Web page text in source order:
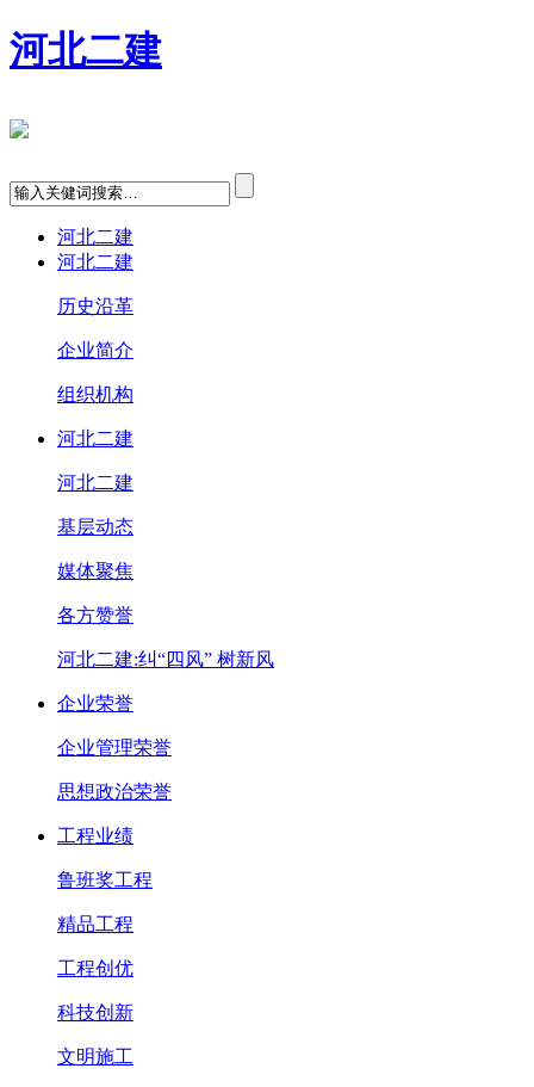
河北二建
河北二建
河北二建
历史沿革
企业简介
组织机构
河北二建
河北二建
基层动态
媒体聚焦
各方赞誉
河北二建:纠“四风” 树新风
企业荣誉
企业管理荣誉
思想政治荣誉
工程业绩
鲁班奖工程
精品工程
工程创优
科技创新
文明施工